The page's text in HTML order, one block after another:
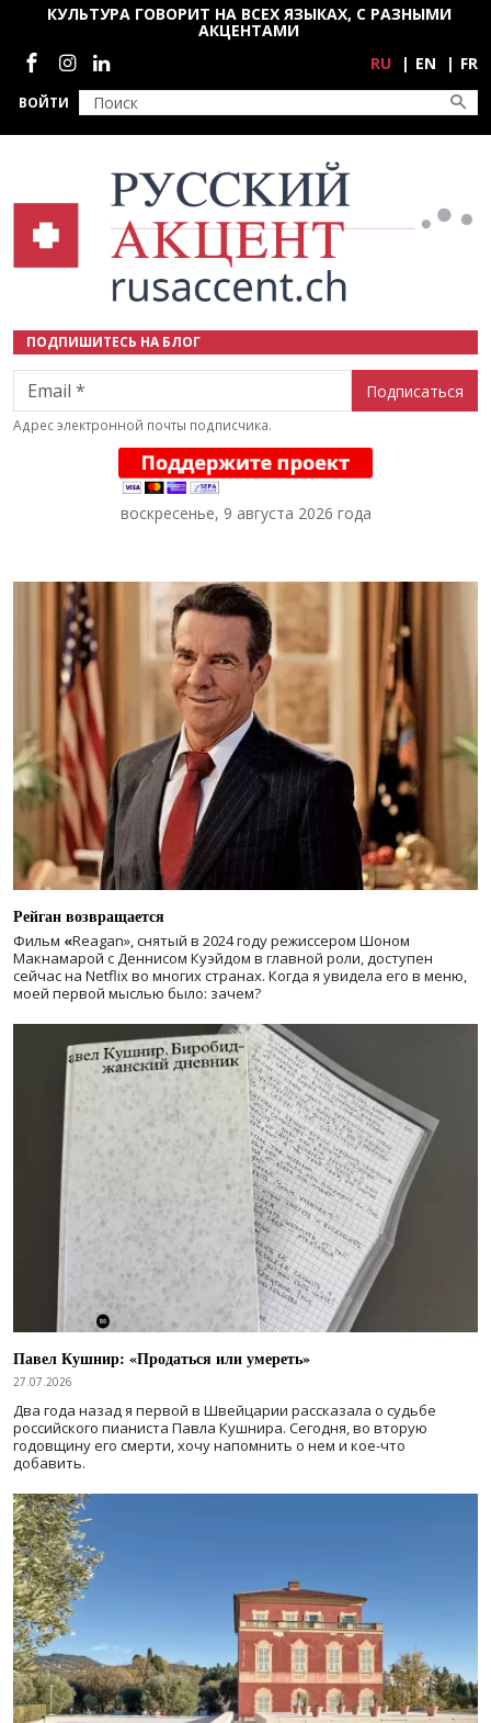
Перейти к основному содержанию
ВОЙТИ
КУЛЬТУРА ГОВОРИТ НА ВСЕХ ЯЗЫКАХ, С РАЗНЫМИ
АКЦЕНТАМИ
Социальные сети
RU EN FR
ПОДПИШИТЕСЬ НА БЛОГ
Email
Адрес электронной почты подписчика.
воскресенье, 9 августа 2026 года
Рейган возвращается
Фильм «Reagan», снятый в 2024 годурежиссером Шоном
Макнамарой с Деннисом Куэйдом в главной роли, доступен
сейчас на Netflix во многих странах. Когда я увидела его в меню,
моей первой мыслью было: зачем?
Павел Кушнир: «Продаться или умереть»
27.07.2026
Два года назад я первой в Швейцарии рассказала о судьбе
российского пианиста Павла Кушнира. Сегодня, во вторую
годовщину его смерти, хочу напомнить о нем и кое-что
добавить.